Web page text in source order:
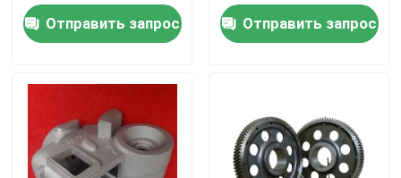
Спросите цитату
Части металла бросая
материалов
Отправить запрос
ОАЭ и
эффективность
Отправить запрос